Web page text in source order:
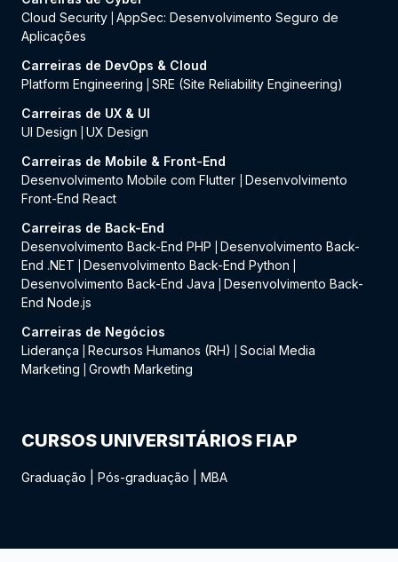
Cloud Security AppSec: Desenvolvimento Seguro de
Aplicações
Carreiras de DevOps & Cloud
Platform Engineering
SRE (Site Reliability Engineering)
Carreiras de UX & UI
UI Design
UX Design
Carreiras de Mobile & Front-End
Desenvolvimento Mobile com Flutter
Desenvolvimento
Front-End React
Carreiras de Back-End
Desenvolvimento Back-End PHP
Desenvolvimento Back-
End .NET
Desenvolvimento Back-End Python
Desenvolvimento Back-End Java
Desenvolvimento Back-
End Node.js
Carreiras de Negócios
Liderança
Recursos Humanos (RH)
Social Media
Marketing
Growth Marketing
CURSOS UNIVERSITÁRIOS FIAP
Graduação Pós-graduação MBA